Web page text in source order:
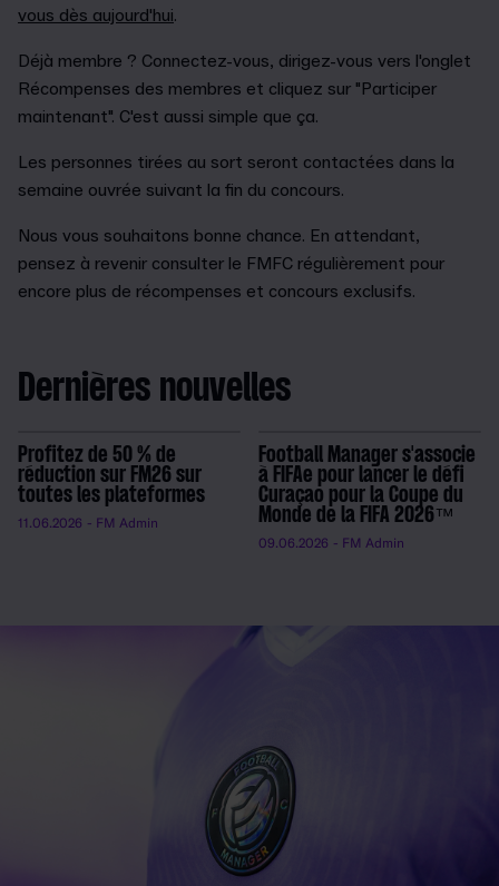
vous dès aujourd'hui.
Déjà membre ? Connectez-vous, dirigez-vous vers l'onglet
Récompenses des membres et cliquez sur "Participer
maintenant". C'est aussi simple que ça.
Les personnes tirées au sort seront contactées dans la
semaine ouvrée suivant la fin du concours.
Nous vous souhaitons bonne chance. En attendant,
pensez à revenir consulter le FMFC régulièrement pour
encore plus de récompenses et concours exclusifs.
Dernières nouvelles
Profitez de 50 % de
réduction sur FM26 sur
toutes les plateformes
11.06.2026 - FM Admin
Football Manager s'associe
à FIFAe pour lancer le défi
Curaçao pour la Coupe du
Monde de la FIFA 2026™
09.06.2026 - FM Admin